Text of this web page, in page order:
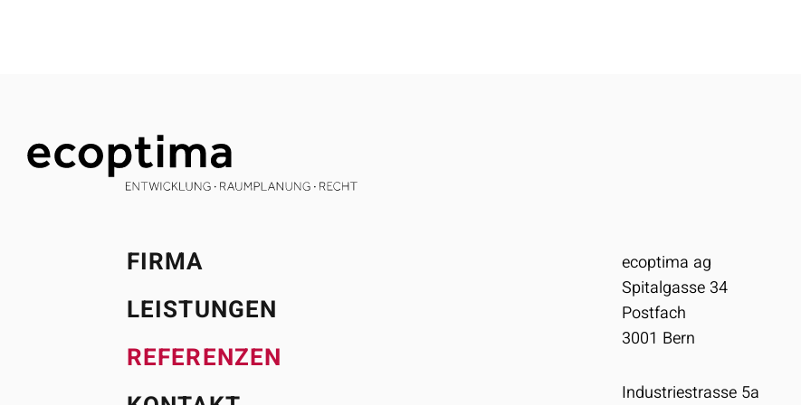
FIRMA
LEISTUNGEN
REFERENZEN
ecoptima ag
Spitalgasse 34
Postfach
3001 Bern
Industriestrasse 5a